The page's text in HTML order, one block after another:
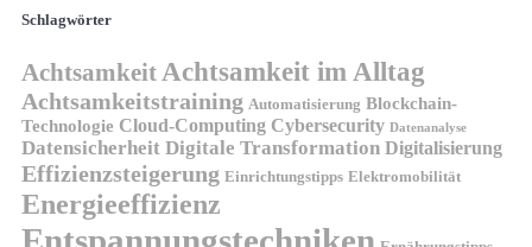
Schlagwörter
AchtsamkeitAchtsamkeit im Alltag
Achtsamkeitstraining Automatisierung Blockchain-
Technologie Cloud-Computing Cybersecurity Datenanalyse
Datensicherheit Digitale Transformation Digitalisierung
Effizienzsteigerung Einrichtungstipps Elektromobilität
Energieeffizienz